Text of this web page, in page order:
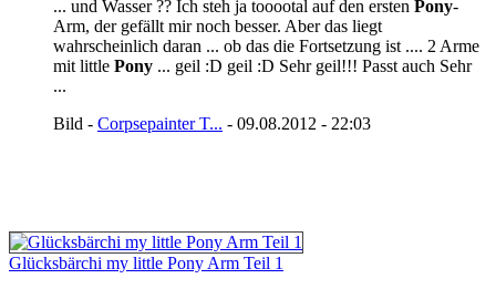
... und Wasser ?? Ich steh ja tooootal auf den ersten Pony-
Arm, der gefällt mir noch besser. Aber das liegt
wahrscheinlich daran ... ob das die Fortsetzung ist .... 2 Arme
mit little Pony ... geil :D geil :D Sehr geil!!! Passt auch Sehr
...
Bild - Corpsepainter T... - 09.08.2012 - 22:03
Glücksbärchi my little Pony Arm Teil 1